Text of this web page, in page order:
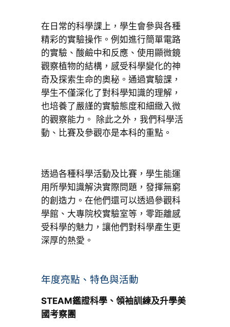
在日常的科學課上，學生會參與各種
精彩的實驗操作。例如進行簡單電路
的實驗、酸鹼中和反應、使用顯微鏡
觀察植物的結構，感受科學變化的神
奇及探索生命的奧秘。通過實驗課，
學生不僅深化了對科學知識的理解，
也培養了嚴謹的實驗態度和細緻入微
的觀察能力。 除此之外，我們科學活
動、比賽及參觀亦是本科的重點。
透過各種科學活動及比賽，學生能運
用所學知識解決實際問題，發揮無窮
的創造力。在他們還可以透過參觀科
學館、大專院校實驗室等，零距離感
受科學的魅力，讓他們對科學產生更
深厚的熱愛。
年度亮點、特色與活動
STEAM鑑證科學、領袖訓練及升學美
國考察團